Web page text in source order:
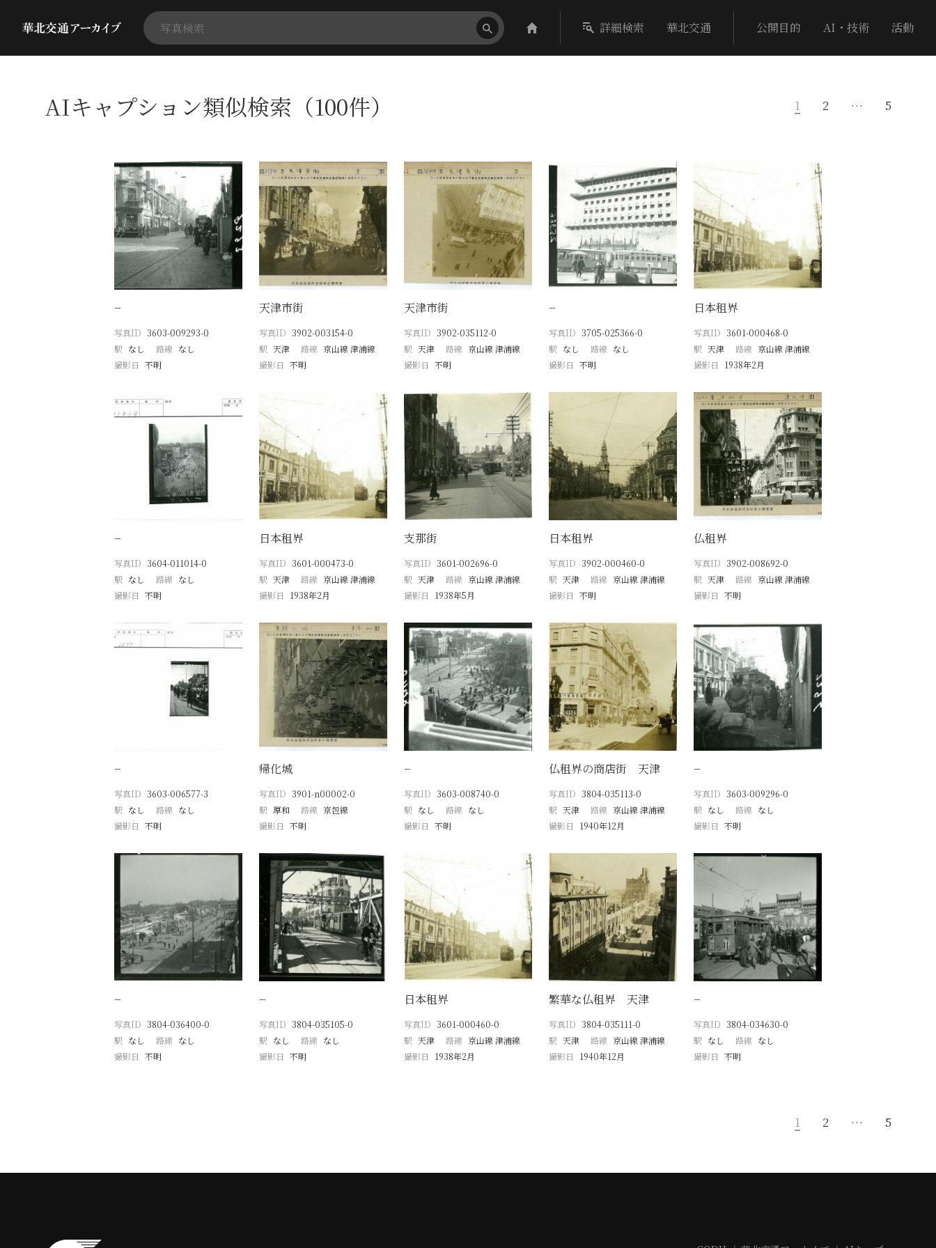
詳細検索 華北交通 公開目的 AI・技術 活動
AIキャプション類似検索（100件） 1 2 … 5
−
写真ID 3603-009293-0
駅 なし 路線 なし
撮影日 不明
天津市街
写真ID 3902-003154-0
駅 天津 路線 京山線 津浦線
撮影日 不明
天津市街
写真ID 3902-035112-0
駅 天津 路線 京山線 津浦線
撮影日 不明
−
写真ID 3705-025366-0
駅 なし 路線 なし
撮影日 不明
日本租界
写真ID 3601-000468-0
駅 天津 路線 京山線 津浦線
撮影日
1938年2月
−
写真ID 3604-011014-0
駅 なし 路線 なし
撮影日 不明
日本租界
写真ID 3601-000473-0
駅 天津 路線 京山線 津浦線
撮影日
1938年2月
支那街
写真ID 3601-002696-0
駅 天津 路線 京山線 津浦線
撮影日
1938年5月
日本租界
写真ID 3902-000460-0
駅 天津 路線 京山線 津浦線
撮影日 不明
仏租界
写真ID 3902-008692-0
駅 天津 路線 京山線 津浦線
撮影日 不明
−
写真ID 3603-006577-3
駅 なし 路線 なし
撮影日 不明
帰化城
写真ID 3901-n00002-0
駅 厚和 路線 京包線
撮影日 不明
−
写真ID 3603-008740-0
駅 なし 路線 なし
撮影日 不明
仏租界の商店街 天津
写真ID 3804-035113-0
駅 天津 路線 京山線 津浦線
撮影日
1940年12月
−
写真ID 3603-009296-0
駅 なし 路線 なし
撮影日 不明
−
写真ID 3804-036400-0
駅 なし 路線 なし
撮影日 不明
−
写真ID 3804-035105-0
駅 なし 路線 なし
撮影日 不明
日本租界
写真ID 3601-000460-0
駅 天津 路線 京山線 津浦線
撮影日
1938年2月
繁華な仏租界 天津
写真ID 3804-035111-0
駅 天津 路線 京山線 津浦線
撮影日
1940年12月
−
写真ID 3804-034630-0
駅 なし 路線 なし
撮影日 不明
1 2 … 5